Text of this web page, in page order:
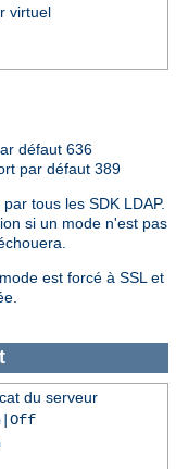
virtuel
défaut 636
par défaut 389
tous les SDK LDAP.
si un mode n'est pas
est forcé à SSL et
du serveur